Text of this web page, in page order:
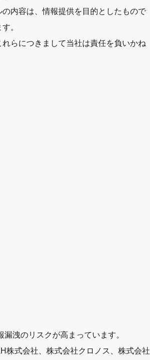
内容は、情報提供を目的としたもので
。
らにつきまして当社は責任を負いかね
洩のリスクが高まっています。
株式会社、株式会社クロノス、株式会社